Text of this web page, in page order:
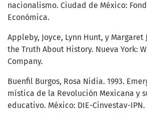
nacionalismo. Ciudad de México:
Económica.
Appleby, Joyce, Lynn Hunt, y Margaret
the Truth About History. Nueva York:
Company.
Buenfil Burgos, Rosa Nidia. 1993.
mística de la Revolución Mexicana y
educativo. México: DIE-Cinvestav-IPN.